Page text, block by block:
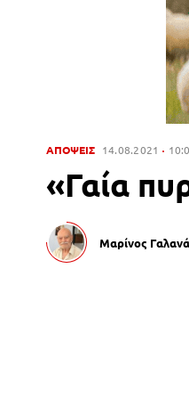
ΑΠΟΨΕΙΣ 14.08.2021
«Γαία
Μαρίνος